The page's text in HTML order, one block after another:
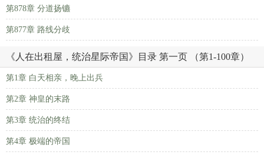
第878章 分道扬镳
第877章 路线分歧
《人在出租屋，统治星际帝国》目录 第一页 （第1-100章）
第1章 白天相亲，晚上出兵
第2章 神皇的末路
第3章 统治的终结
第4章 极端的帝国